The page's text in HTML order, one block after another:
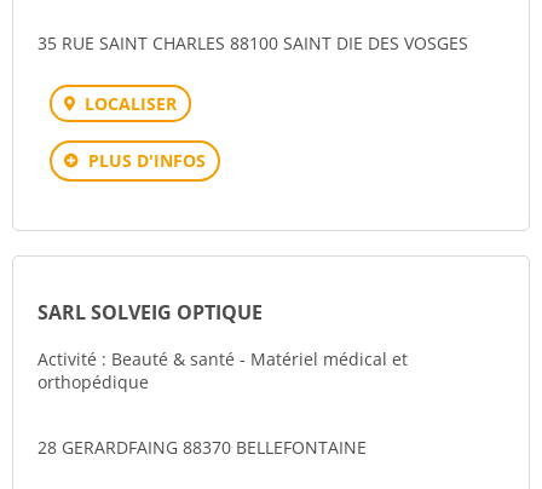
35 RUE SAINT CHARLES 88100 SAINT DIE DES VOSGES
LOCALISER
PLUS D'INFOS
SARL SOLVEIG OPTIQUE
Activité : Beauté & santé - Matériel médical et
orthopédique
28 GERARDFAING 88370 BELLEFONTAINE